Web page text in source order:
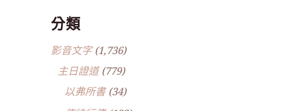
分類
影音文字(1,736)
主日證道(779)
以弗所書(34)